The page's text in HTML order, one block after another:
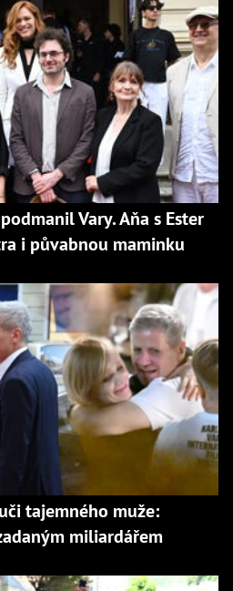
Vary. Aňa s Ester
i půvabnou maminku
tajemného muže:
miliardářem